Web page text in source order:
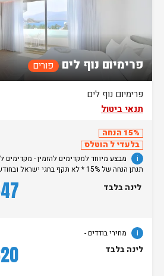
פרימיום נוף לים פורים
פרימיום נוף לים
תנאי ביטול
15% הנחה
בלעדי ל הוטלס
i
תנתן הנחה של 15% * לא תקף בחגי
לינה בלבד
i מחירי בודדים -
לינה בלבד